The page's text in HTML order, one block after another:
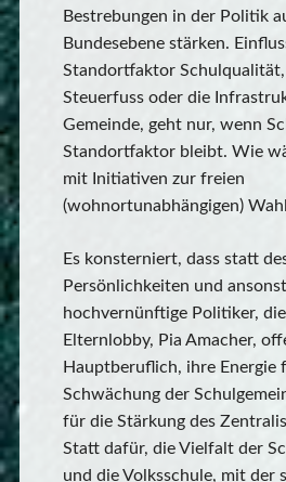
Bestrebungen in der Politik
Bundesebene stärken.
Standortfaktor
Steuerfuss oder die
Gemeinde, geht nur, wenn
Standortfaktor bleibt. Wie
mit Initiativen zur freien
(wohnortunabhängigen)
Es konsterniert, dass statt
Persönlichkeiten und
hochvernünftige Politiker,
Elternlobby, Pia Amacher,
Hauptberuflich, ihre Energie
Schwächung der
für die Stärkung des
Statt dafür, die Vielfalt der
und die Volksschule, mit der